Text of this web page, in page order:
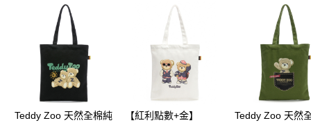
超商取貨付款
Apple Pay
街口支付
Teddy Zoo 天然全棉純
【紅利點數+金】
Teddy Zoo 天然